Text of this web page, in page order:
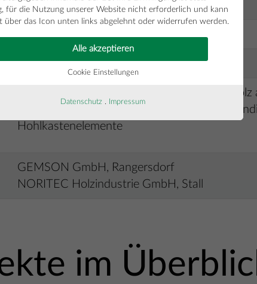
GmbH
Wirt zu Sankt Peter Entwicklung OG
2023
175 m³ Brettsperrholz, 30 m³
aus Lärche, 210 m² Lärche Komfort
Hohlkastenelemente
GEMSON GmbH, Rangersdorf
NORITEC Holzindustrie GmbH, Stall
im
für die Nutzung unserer Website nicht erforderlich und kann
über das Icon unten links abgelehnt oder widerrufen werden.
Cookie Einstellungen
Alle akzeptieren
Datenschutz . Impressum